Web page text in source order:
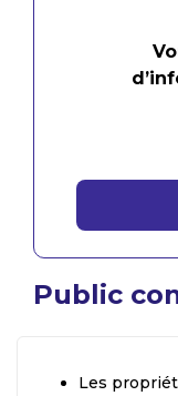
Public
Les